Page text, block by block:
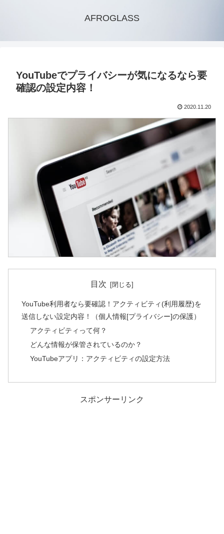
AFROGLASS
YouTubeでプライバシーが気になるなら要
確認の設定内容！
2020.11.20
目次
YouTube利用者なら要確認！アクティビティ(利用履歴)を
送信しない設定内容！（個人情報[プライバシー]の保護）
アクティビティって何？
どんな情報が保管されているのか？
YouTubeアプリ：アクティビティの設定方法
スポンサーリンク